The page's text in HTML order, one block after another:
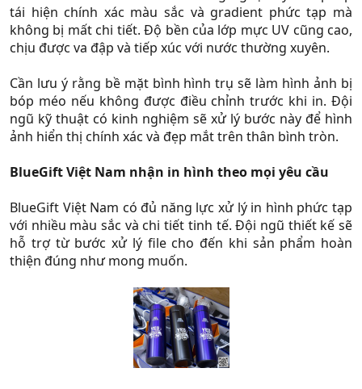
tái hiện chính xác màu sắc và gradient phức tạp mà
không bị mất chi tiết. Độ bền của lớp mực UV cũng cao,
chịu được va đập và tiếp xúc với nước thường xuyên.
Cần lưu ý rằng bề mặt bình hình trụ sẽ làm hình ảnh bị
bóp méo nếu không được điều chỉnh trước khi in. Đội
ngũ kỹ thuật có kinh nghiệm sẽ xử lý bước này để hình
ảnh hiển thị chính xác và đẹp mắt trên thân bình tròn.
BlueGift Việt Nam nhận in hình theo mọi yêu cầu
BlueGift Việt Nam có đủ năng lực xử lý in hình phức tạp
với nhiều màu sắc và chi tiết tinh tế. Đội ngũ thiết kế sẽ
hỗ trợ từ bước xử lý file cho đến khi sản phẩm hoàn
thiện đúng như mong muốn.​